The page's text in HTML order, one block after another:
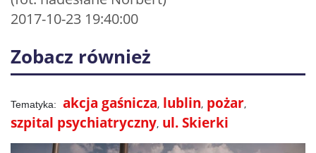
2017-10-23 19:40:00
Zobacz również
akcja gaśnicza lublin pożar
szpital psychiatryczny ul. Skierki